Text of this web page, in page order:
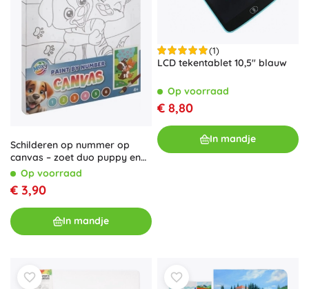
Schilderen op nummer op
canvas – zoet duo puppy en
kittenOp voorraad
€ 3,90
In mandje
(1)
LCD tekentablet 10,5" blauw
Op voorraad
€ 8,80
In mandje